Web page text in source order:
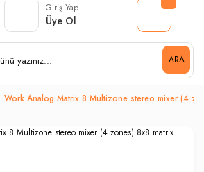
ARA
Giriş Yap
Üye Ol
Work Analog Matrix 8 Multizone stereo mixer (4